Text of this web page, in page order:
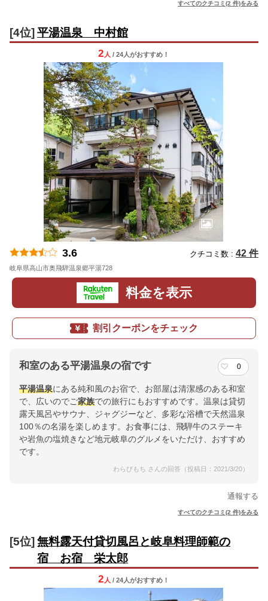
すべてのクチコミ(2 件)をみる
[4位] 平湯温泉 中村館
2 人 / 24人がおすすめ！
3.6 クチコミ数 : 42 件
岐阜県高山市奥飛騨温泉郷平湯728
料金を表示
割引クーポンをチェック
和室のある平湯温泉の宿です 0
平湯温泉にある純和風のお宿で、お部屋は清潔感のある和室
で、広いのでご家族での旅行にもおすすめです。温泉は貸切
露天風呂やサウナ、ジャグジーなど、多彩な浴槽で天然温泉
100％の名湯を楽しめます。お食事には、飛騨牛のステーキ
や岩魚の塩焼きなど地元岐阜のグルメをいただけ、おすすめ
です。
わらびもち さんの回答（投稿日：2021/3/20）
通報する
すべてのクチコミ(2 件)をみる
[5位] 無料露天付貸切風呂と岐阜料理師範の
宿 お宿 栄太郎
2 人 / 24人がおすすめ！